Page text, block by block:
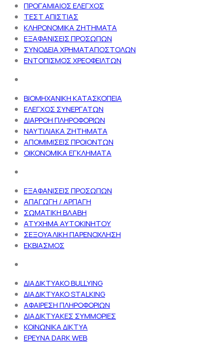
ΠΡΟΓΑΜΙΑΙΟΣ ΕΛΕΓΧΟΣ
ΤΕΣΤ ΑΠΙΣΤΙΑΣ
ΚΛΗΡΟΝΟΜΙΚΑ ΖΗΤΗΜΑΤΑ
ΕΞΑΦΑΝΙΣΕΙΣ ΠΡΟΣΩΠΩΝ
ΣΥΝΟΔΕΙΑ ΧΡΗΜΑΤΑΠΟΣΤΟΛΩΝ
ΕΝΤΟΠΙΣΜΟΣ ΧΡΕΟΦΕΙΛΤΩΝ
ΒΙΟΜΗΧΑΝΙΚΗ ΚΑΤΑΣΚΟΠΕΙΑ
ΕΛΕΓΧΟΣ ΣΥΝΕΡΓΑΤΩΝ
ΔΙΑΡΡΟΗ ΠΛΗΡΟΦΟΡΙΩΝ
ΝΑΥΤΙΛΙΑΚΑ ΖΗΤΗΜΑΤΑ
ΑΠΟΜΙΜΙΣΕΙΣ ΠΡΟΙΟΝΤΩΝ
ΟΙΚΟΝΟΜΙΚΑ ΕΓΚΛΗΜΑΤΑ
ΕΞΑΦΑΝΙΣΕΙΣ ΠΡΟΣΩΠΩΝ
ΑΠΑΓΩΓΗ / ΑΡΠΑΓΗ
ΣΩΜΑΤΙΚΗ ΒΛΑΒΗ
ΑΤΥΧΗΜΑ ΑΥΤΟΚΙΝΗΤΟΥ
ΣΕΞΟΥΑΛΙΚΗ ΠΑΡΕΝΟΧΛΗΣΗ
ΕΚΒΙΑΣΜΟΣ
ΔΙΑΔΙΚΤΥΑΚΟ BULLYING
ΔΙΑΔΙΚΤΥΑΚΟ STALKING
ΑΦΑΙΡΕΣΗ ΠΛΗΡΟΦΟΡΙΩΝ
ΔΙΑΔΙΚΤΥΑΚΕΣ ΣΥΜΜΟΡΙΕΣ
ΚΟΙΝΩΝΙΚΑ ΔΙΚΤΥΑ
ΕΡΕΥΝΑ DARK WEB